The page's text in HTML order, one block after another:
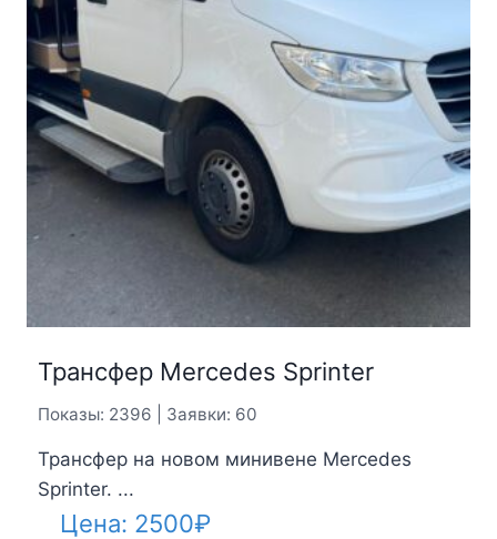
Трансфер Mercedes Sprinter
Показы: 2396 | Заявки: 60
Трансфер на новом минивене Mercedes
Sprinter. ...
Цена: 2500₽